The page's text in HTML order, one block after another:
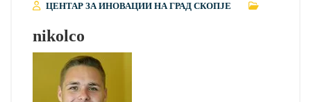
ЦЕНТАР ЗА ИНОВАЦИИ НА ГРАД СКОПЈЕ
nikolco